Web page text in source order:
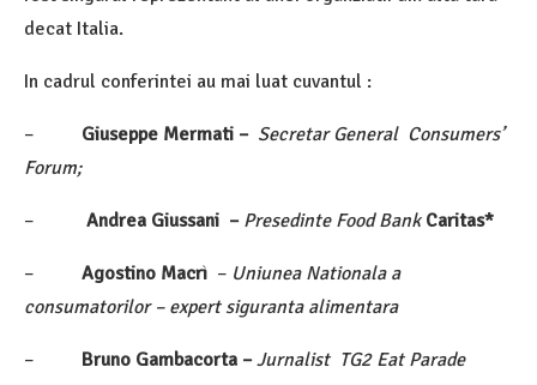
decat Italia.
In cadrul conferintei au mai luat cuvantul :
– Giuseppe Mermati – Secretar General Consumers’
Forum;
– Andrea Giussani –Presedinte Food Bank Caritas*
– Agostino Macrì – Uniunea Nationala a
consumatorilor – expert siguranta alimentara
– Bruno Gambacorta –Jurnalist TG2 Eat Parade